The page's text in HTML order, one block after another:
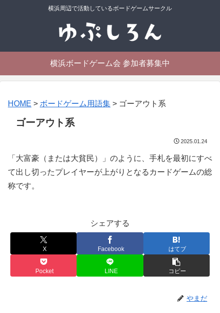
横浜周辺で活動しているボードゲームサークル
横浜ボードゲーム会 参加者募集中
HOME > ボードゲーム用語集 > ゴーアウト系
ゴーアウト系
2025.01.24
「大富豪（または大貧民）」のように、手札を最初にすべ
て出し切ったプレイヤーが上がりとなるカードゲームの総
称です。
シェアする
X Facebook はてブ
Pocket LINE コピー
やまだ